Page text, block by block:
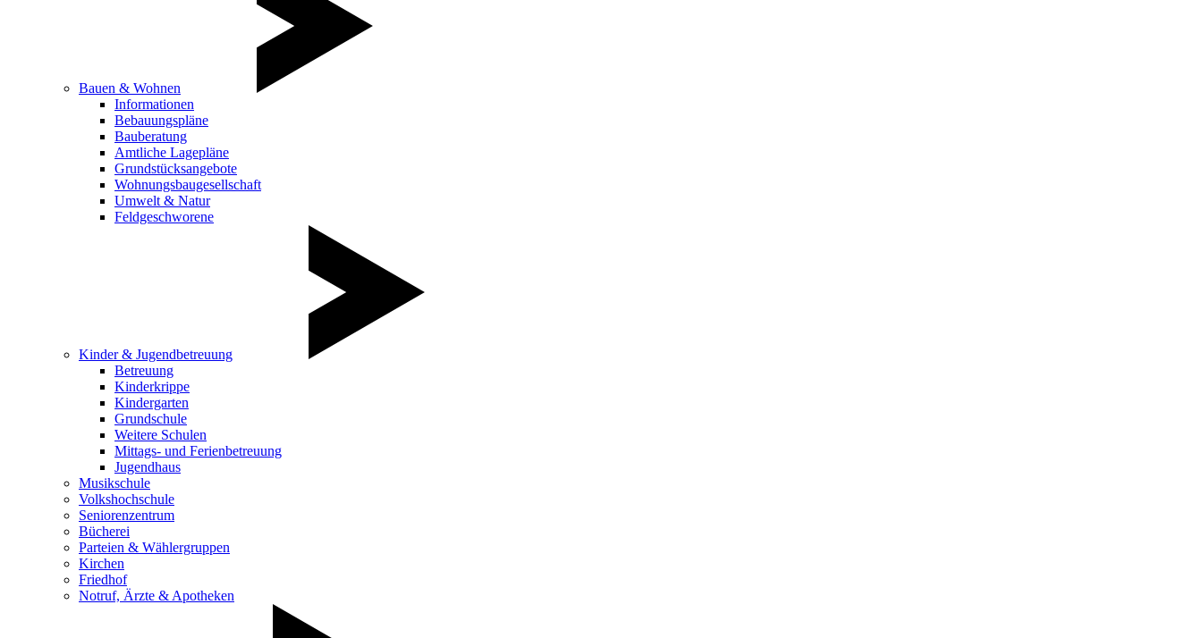
Bauen & Wohnen
Informationen
Bebauungspläne
Bauberatung
Amtliche Lagepläne
Grundstücksangebote
Wohnungsbaugesellschaft
Umwelt & Natur
Feldgeschworene
Kinder & Jugendbetreuung
Betreuung
Kinderkrippe
Kindergarten
Grundschule
Weitere Schulen
Mittags- und Ferienbetreuung
Jugendhaus
Musikschule
Volkshochschule
Seniorenzentrum
Bücherei
Parteien & Wählergruppen
Kirchen
Friedhof
Notruf, Ärzte & Apotheken